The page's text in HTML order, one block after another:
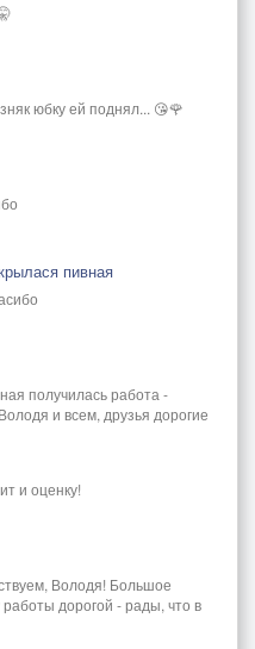
юбку ей поднял... 😘🌹
пивная
получилась работа -
и всем, друзья дорогие
и оценку!
Володя! Большое
работы дорогой - рады, что в